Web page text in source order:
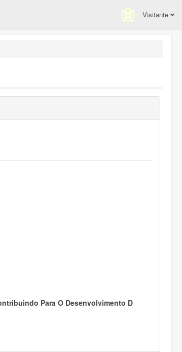
Visitante
Para O Desenvolvimento D